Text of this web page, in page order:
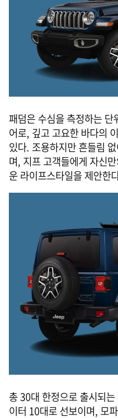
패덤은 수심을 측정하는 단
어로, 깊고 고요한 바다의
있다. 조용하지만 흔들림
며, 지프 고객들에게 자신
운 라이프스타일을 제안한
총 30대 한정으로 출시되
이터 10대로 선보이며, 모